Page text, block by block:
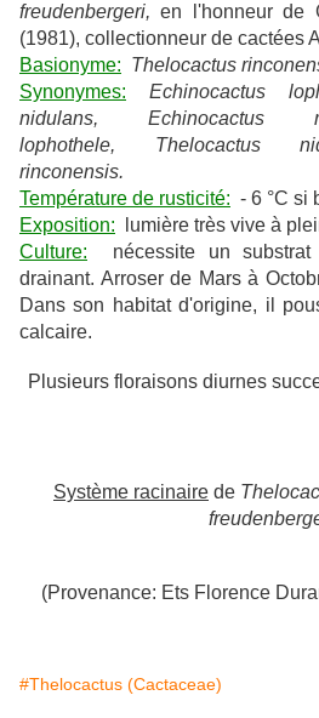
freudenbergeri, en l'honneur de
(1981), collectionneur de cactées
Basionyme: Thelocactus
Synonymes:
Echinocactus
nidulans, Echinocactus
lophothele, Thelocactus
rinconensis.
Température de rusticité: - 6 °C si
Exposition: lumière très vive à
Culture: nécessite un substrat
drainant. Arroser de Mars à
Dans son habitat d'origine, il
calcaire.
Plusieurs floraisons diurnes
Système racinaire de
(Provenance: Ets Florence
#Thelocactus (Cactaceae)